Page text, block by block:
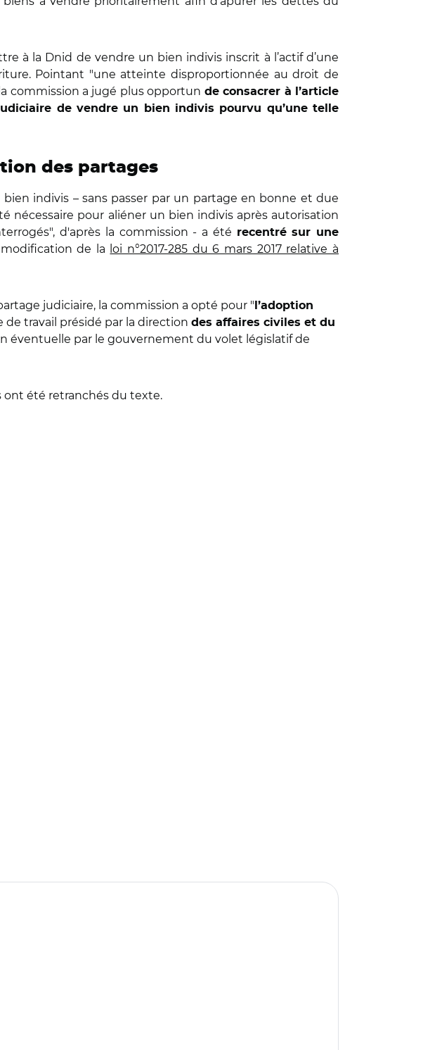
à la Dnid de vendre un bien indivis inscrit à l’actif d’une
Pointant "une atteinte disproportionnée au droit de
commission a jugé plus opportun de consacrer à l’article
de vendre un bien indivis pourvu qu’une telle
des partages
indivis – sans passer par un partage en bonne et due
nécessaire pour aliéner un bien indivis après autorisation
d'après la commission - a été recentré sur une
de la loi n°2017-285 du 6 mars 2017 relative à
judiciaire, la commission a opté pour " l’adoption
travail présidé par la direction des affaires civiles et du
éventuelle par le gouvernement du volet législatif de
ont été retranchés du texte.